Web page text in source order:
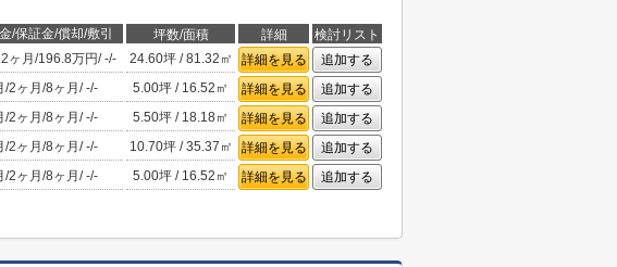
/保証金/償却/敷引 坪数/面積 詳細
検討リスト
ヶ月 /196.8万円/-/- 24.60坪 / 81.32㎡ 詳細を見る
追加する
/2ヶ月 /8ヶ月 /-/- 5.00坪 / 16.52㎡ 詳細を見る
追加する
/2ヶ月 /8ヶ月 /-/- 5.50坪 / 18.18㎡ 詳細を見る
追加する
/2ヶ月 /8ヶ月 /-/- 10.70坪 / 35.37㎡ 詳細を見る
追加する
/2ヶ月 /8ヶ月 /-/- 5.00坪 / 16.52㎡ 詳細を見る 追加する